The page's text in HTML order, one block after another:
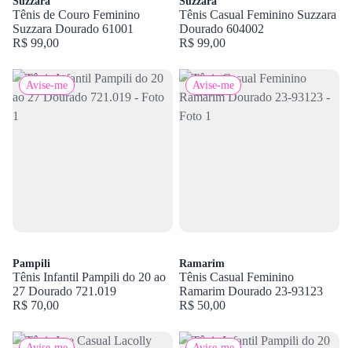
Tênis de Couro Feminino
Suzzara Dourado 61001
R$ 99,00
Tênis Casual Feminino Suzzara
Dourado 604002
R$ 99,00
Avise-me
Pampili
Tênis Infantil Pampili do 20 ao
27 Dourado 721.019
R$ 70,00
Avise-me
Ramarim
Tênis Casual Feminino
Ramarim Dourado 23-93123
R$ 50,00